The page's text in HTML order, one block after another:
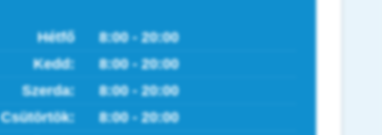
Hétfő
8:00 - 20:00
Kedd:
8:00 - 20:00
Szerda:
8:00 - 20:00
Csütörtök:
8:00 - 20:00